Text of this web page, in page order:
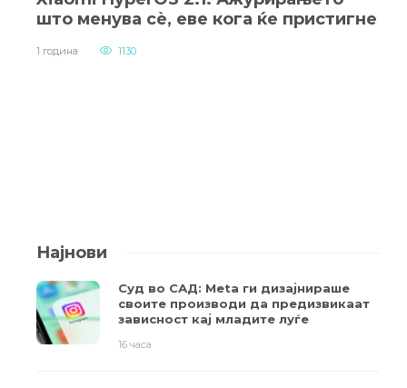
што менува сè, еве кога ќе пристигне
1 година 1130
Најнови
Суд во САД: Meta ги дизајнираше
своите производи да предизвикаат
зависност кај младите луѓе
16 часа